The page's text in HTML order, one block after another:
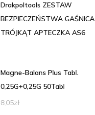
Drakpoltools ZESTAW
BEZPIECZEŃSTWA GAŚNICA
TRÓJKĄT APTECZKA AS6
Magne-Balans Plus Tabl.
0,25G+0,25G 50Tabl
8,05zł